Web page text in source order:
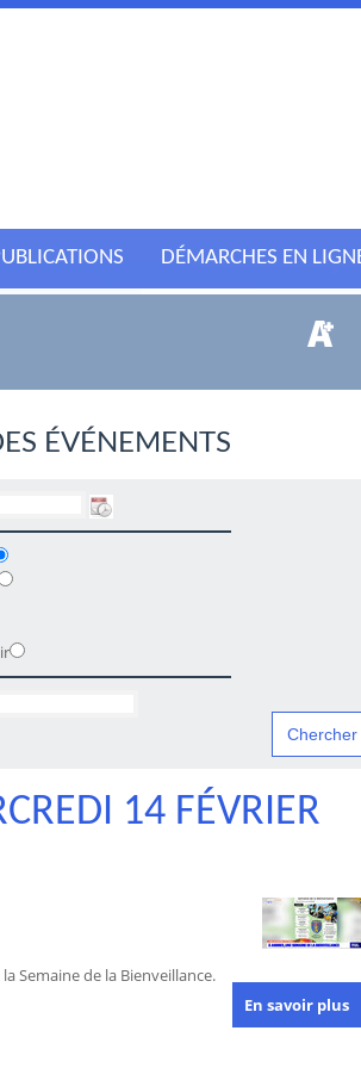
DÉMARCHES EN
ÉVÉNEMENTS
14 FÉVRIER
Semaine de la Bienveillance.
En savoir plus